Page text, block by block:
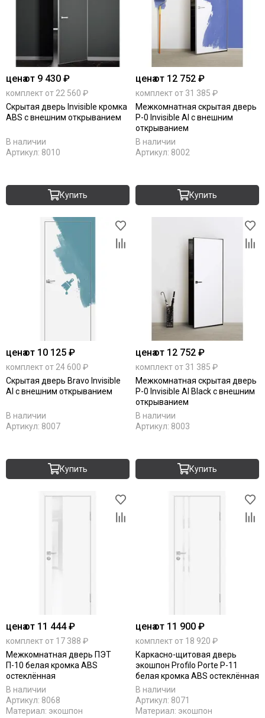
ценаот 9 430 ₽
комплект от 22 560 ₽
Скрытая дверь Invisible кромка
ABS с внешним открыванием
В наличии
Артикул: 8010
Купить
ценаот 12 752 ₽
комплект от 31 385 ₽
Межкомнатная скрытая дверь
P-0 Invisible Al с внешним
открыванием
В наличии
Артикул: 8002
Купить
ценаот 10 125 ₽
комплект от 24 600 ₽
Скрытая дверь Bravo Invisible
Al с внешним открыванием
В наличии
Артикул: 8007
Купить
ценаот 12 752 ₽
комплект от 31 385 ₽
Межкомнатная скрытая дверь
P-0 Invisible Al Black с внешним
открыванием
В наличии
Артикул: 8003
Купить
ценаот 11 444 ₽
комплект от 17 388 ₽
Межкомнатная дверь ПЭТ
П-10 белая кромка ABS
остеклённая
В наличии
Артикул: 8068
Материал: экошпон
ценаот 11 900 ₽
комплект от 18 920 ₽
Каркасно-щитовая дверь
экошпон Profilo Porte P-11
белая кромка ABS остеклённая
В наличии
Артикул: 8071
Материал: экошпон